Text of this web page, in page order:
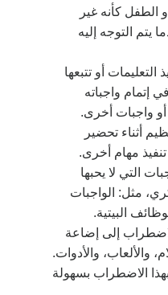
الطفل كأنه غير
يتم التوجه إليه
أو تتبعها
إتمام واجباته
أو واجبات أخرى.
أثناء تحضير
مهام أخرى.
التي لا يحبها
مثل: الواجبات
البيتية.
إلى إضاعة
والألعاب، والأدوات.
الاضطراب بسهولة